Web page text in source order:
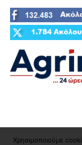
Χρησιμοποιούμε